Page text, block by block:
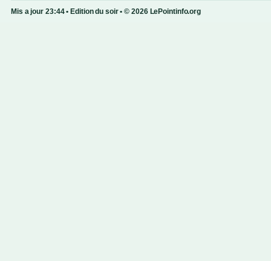
Mis a jour 23:44 • Edition du soir • © 2026 LePointinfo.org